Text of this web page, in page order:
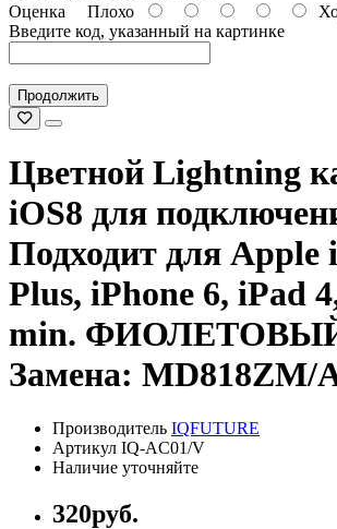
Оценка Плохо
Введите код, указанный на картинке
Продолжить
Цветной Lightning
iOS8 для
Подходит для Apple
Plus, iPhone 6, iPad
min.
Замена: MD818ZM/
Производитель IQFUTURE
Артикул IQ-AC01/V
Наличие уточняйте
320руб.